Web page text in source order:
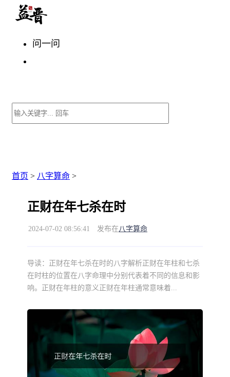
问一问
首页 > 八字算命 >
正财在年七杀在时
2024-07-02 08:56:41 发布在八字算命
导读：
正财在年七杀在时的八字解析正财在年柱和七杀
在时柱的位置在八字命理中分别代表着不同的信息和影
响。正财在年柱的意义正财在年柱通常意味着...